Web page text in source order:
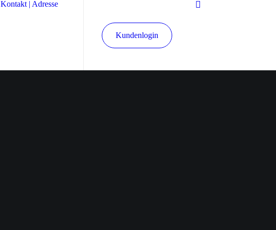
Kontakt | Adresse
Kundenlogin